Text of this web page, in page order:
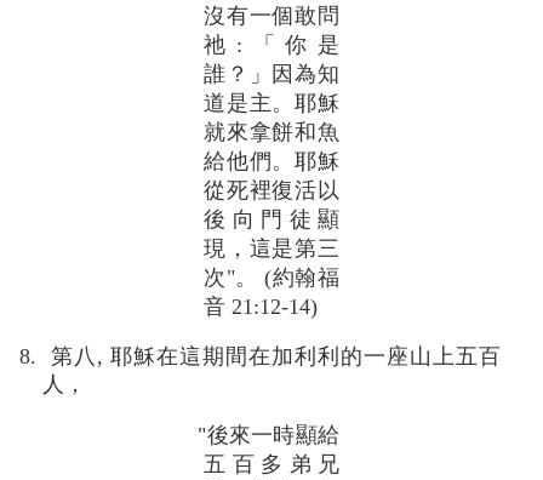
沒有一個敢問
祂:「你是
誰？」因為知
道是主。耶穌
就來拿餅和魚
給他們。耶穌
從死裡復活以
後向門徒顯
現，這是第三
次"。 (約翰福
音 21:12-14)
8. 第八, 耶穌在這期間在加利利的一座山上五百
人，
"後來一時顯給
五百多弟兄